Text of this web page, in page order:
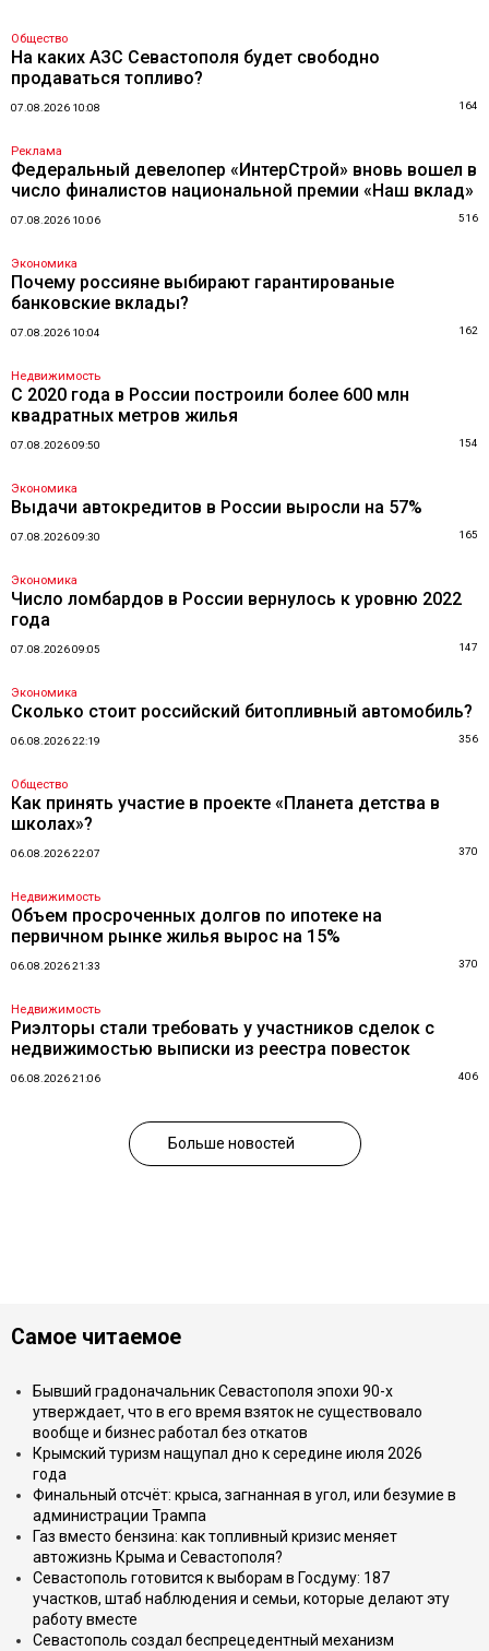
Общество
На каких АЗС Севастополя будет свободно
продаваться топливо?
07.08.2026 10:08 164
Реклама
Федеральный девелопер «ИнтерСтрой» вновь вошел в
число финалистов национальной премии «Наш вклад»
07.08.2026 10:06 516
Экономика
Почему россияне выбирают гарантированые
банковские вклады?
07.08.2026 10:04 162
Недвижимость
С 2020 года в России построили более 600 млн
квадратных метров жилья
07.08.2026 09:50 154
Экономика
Выдачи автокредитов в России выросли на 57%
07.08.2026 09:30 165
Экономика
Число ломбардов в России вернулось к уровню 2022
года
07.08.2026 09:05 147
Экономика
Сколько стоит российский битопливный автомобиль?
06.08.2026 22:19 356
Общество
Как принять участие в проекте «Планета детства в
школах»?
06.08.2026 22:07 370
Недвижимость
Объем просроченных долгов по ипотеке на
первичном рынке жилья вырос на 15%
06.08.2026 21:33 370
Недвижимость
Риэлторы стали требовать у участников сделок с
недвижимостью выписки из реестра повесток
06.08.2026 21:06 406
Больше новостей
Самое читаемое
Бывший градоначальник Севастополя эпохи 90-х
утверждает, что в его время взяток не существовало
вообще и бизнес работал без откатов
Крымский туризм нащупал дно к середине июля 2026
года
Финальный отсчёт: крыса, загнанная в угол, или безумие в
администрации Трампа
Газ вместо бензина: как топливный кризис меняет
автожизнь Крыма и Севастополя?
Севастополь готовится к выборам в Госдуму: 187
участков, штаб наблюдения и семьи, которые делают эту
работу вместе
Севастополь создал беспрецедентный механизм